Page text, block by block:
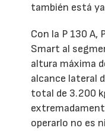
también está
Con la P 130 A,
Smart al
altura máxima
alcance lateral
total de 3.200
operarlo no es